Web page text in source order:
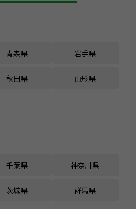
青森県 岩手県
秋田県 山形県
千葉県 神奈川県
茨城県 群馬県